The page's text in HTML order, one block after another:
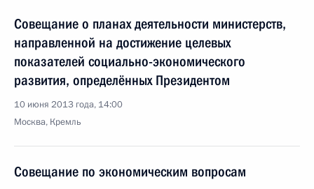
Совещание о планах деятельности министерств,
направленной на достижение целевых
показателей социально-экономического
развития, определённых Президентом
10 июня 2013 года, 14:00
Москва, Кремль
Совещание по экономическим вопросам